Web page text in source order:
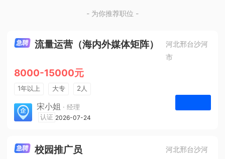
- 为你推荐职位 -
流量运营（海内外媒体矩阵）
河北邢台沙河
市
8000-15000元
1年以上 大专
2人
法定节假日
宋小姐 · 经理
河北众杰网络科技有限公司
认证 2026-07-24
校园推广员
河北邢台沙河